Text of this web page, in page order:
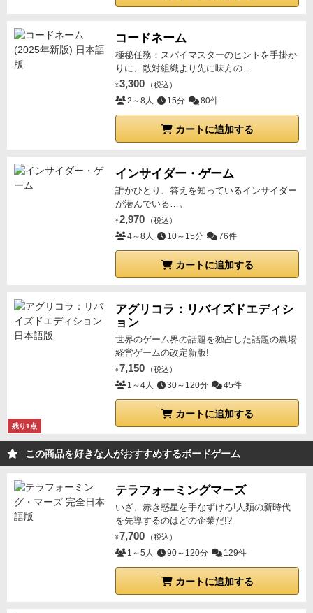
った弾薬トークンの数だけ黒いダイスを降って出た標
ゾンビを倒す↓ 逃げる（しなくてもいい）
を支払うことで白兵戦の前に逃げることができる 逃げ
た場合は勝利報酬は受け取れない
自分の生存者（リーダー生存者駒を含む）の数だ
け黒いダイスを振るそれぞれのダイスを処理するダイ
ドクロ&アドレナリンマーク（1人噛まれた）
空白
（身をかわした） 何も起こらない
（始末するチャンス）
アドレナリントークンを1つ
支払えばゾンビ1体倒せる（しなくてもいい）
（1体始末した） ゾンビを1体倒す
標準マーク＆アドレナリンマーク（1体始末さらに始末
するチャンス）ゾンビを1体倒した後にアドレナリント
ゾンビをもう1体倒す（しなくて
ド右下のゾンビの数が赤い手で囲まれている場合はゾ
ンビの大群に囲まれたことを意味する
ロアイコンの数だけ黒いダイスを赤いダイスに交換す
※生存者の数よりダイスが多くなることはないので
ドクロアイコン3でも生存者2人だったらダイスは2個
いダイスは黒いダイスの空白が ドクロアイコン
レナリンマークなし）に変わってる即死、アドレナリ
ントークンでの復活もなしこれをゾンビかプレイヤー
が全滅するまでやるプレイヤーが勝利したら...冒険カ
ードを得る 裏向きにして手元に重ねて置いておく
ら） プレイヤーが途中で敗北したら...
脱落、持ってい
るカードとトークンを片付けてあとは見てるだけ 1人脱
落したら次のラウンドから計画フェイズの4つ目の進路
に+2汚染エリアタイル（鍵の形）を置く2人脱落した
ら+2汚染エリアタイルは3つ目の進路に置き4つ目の進
路に新たに+4汚染エリアタイルを置くこの進路を選ん
コードネーム
極秘任務：スパイマスターのヒントを手掛か
りに、敵対組織より先に味方の...
¥ 3,300 （税込）
2～8人 15分 80件
カートに追加する
インサイダー・ゲーム
誰かひとり、答えを知っているインサイダー
が潜んでいる…。
¥ 2,970 （税込）
4～8人 10～15分 76件
カートに追加する
残り1点
アグリコラ：リバイズドエディシ
ョン
世界のゲーム界の話題を独占した話題の農場
経営ゲームの改定新版!
¥ 7,150 （税込）
1～4人 30～120分 45件
カートに追加する
この商品を好きな人がおすすめするボードゲーム
テラフォーミングマーズ
いざ、赤き惑星を手なずけろ!人類の新時代
を先導するのはどの企業だ!?
¥ 7,700 （税込）
1～5人 90～120分 129件
カートに追加する